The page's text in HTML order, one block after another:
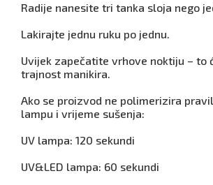
Radije nanesite tri tanka sloja nego
Lakirajte jednu ruku po jednu.
Uvijek zapečatite vrhove noktiju – to
trajnost manikira.
Ako se proizvod ne polimerizira
lampu i vrijeme sušenja:
UV lampa: 120 sekundi
UV&LED lampa: 60 sekundi